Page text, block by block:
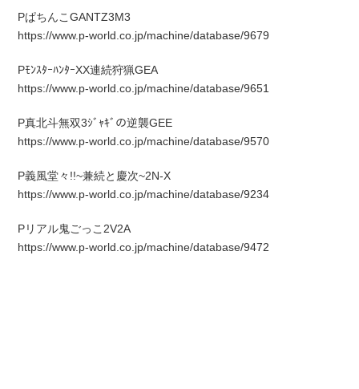
PぱちんこGANTZ3M3
https://www.p-world.co.jp/machine/database/9679
PﾓﾝｽﾀｰﾊﾝﾀｰXX連続狩猟GEA
https://www.p-world.co.jp/machine/database/9651
P真北斗無双3ｼﾞｬｷﾞの逆襲GEE
https://www.p-world.co.jp/machine/database/9570
P義風堂々!!~兼続と慶次~2N-X
https://www.p-world.co.jp/machine/database/9234
Pリアル鬼ごっこ2V2A
https://www.p-world.co.jp/machine/database/9472